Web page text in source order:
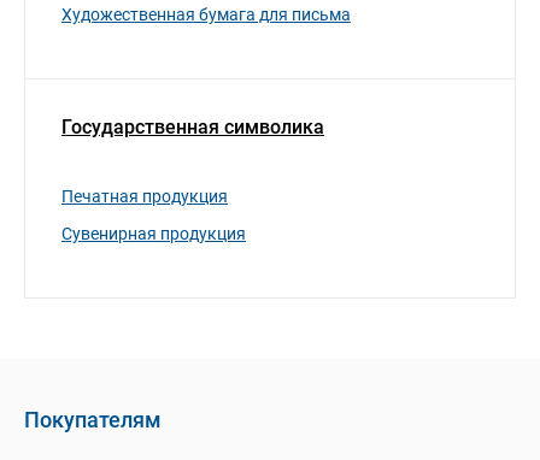
Художественная бумага для письма
Государственная символика
Печатная продукция
Сувенирная продукция
Покупателям